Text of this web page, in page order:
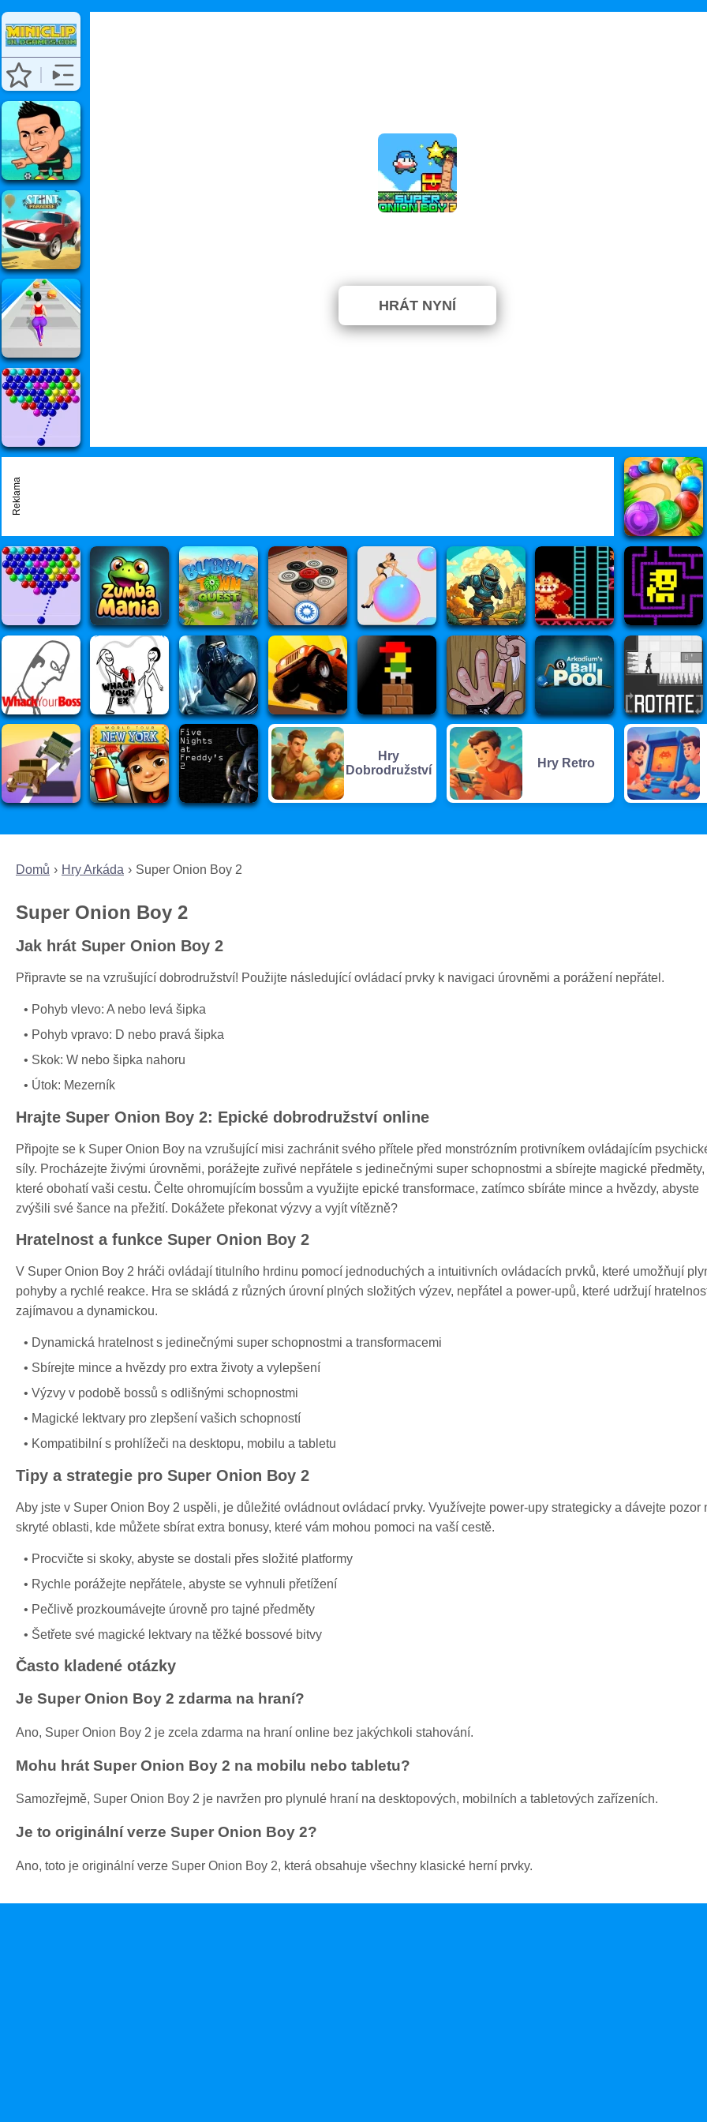
Domů Hry Arkáda Super Onion Boy 2
Super Onion Boy 2
Jak hrát Super Onion Boy 2
Připravte se na vzrušující dobrodružství! Použijte následující ovládací prvky k navigaci úrovněmi a porážení nepřátel.
Pohyb vlevo: A nebo levá šipka
Pohyb vpravo: D nebo pravá šipka
Skok: W nebo šipka nahoru
Útok: Mezerník
Hrajte Super Onion Boy 2: Epické dobrodružství online
Připojte se k Super Onion Boy na vzrušující misi zachránit svého přítele před monstrózním protivníkem ovládajícím
síly. Procházejte živými úrovněmi, porážejte zuřivé nepřátele s jedinečnými super schopnostmi a sbírejte magické předměty,
které obohatí vaši cestu. Čelte ohromujícím bossům a využijte epické transformace, zatímco sbíráte mince a hvězdy, abyste
zvýšili své šance na přežití. Dokážete překonat výzvy a vyjít vítězně?
Hratelnost a funkce Super Onion Boy 2
V Super Onion Boy 2 hráči ovládají titulního hrdinu pomocí jednoduchých a intuitivních ovládacích prvků, které umožňují
pohyby a rychlé reakce. Hra se skládá z různých úrovní plných složitých výzev, nepřátel a power-upů, které udržují
zajímavou a dynamickou.
Dynamická hratelnost s jedinečnými super schopnostmi a transformacemi
Sbírejte mince a hvězdy pro extra životy a vylepšení
Výzvy v podobě bossů s odlišnými schopnostmi
Magické lektvary pro zlepšení vašich schopností
Kompatibilní s prohlížeči na desktopu, mobilu a tabletu
Tipy a strategie pro Super Onion Boy 2
Aby jste v Super Onion Boy 2 uspěli, je důležité ovládnout ovládací prvky. Využívejte power-upy strategicky a dávejte pozor
skryté oblasti, kde můžete sbírat extra bonusy, které vám mohou pomoci na vaší cestě.
Procvičte si skoky, abyste se dostali přes složité platformy
Rychle porážejte nepřátele, abyste se vyhnuli přetížení
Pečlivě prozkoumávejte úrovně pro tajné předměty
Šetřete své magické lektvary na těžké bossové bitvy
Často kladené otázky
Je Super Onion Boy 2 zdarma na hraní?
Ano, Super Onion Boy 2 je zcela zdarma na hraní online bez jakýchkoli stahování.
Mohu hrát Super Onion Boy 2 na mobilu nebo tabletu?
Samozřejmě, Super Onion Boy 2 je navržen pro plynulé hraní na desktopových, mobilních a tabletových zařízeních.
Je to originální verze Super Onion Boy 2?
Ano, toto je originální verze Super Onion Boy 2, která obsahuje všechny klasické herní prvky.
HRÁT NYNÍ
Reklama
Hry
Dobrodružství
Hry Retro